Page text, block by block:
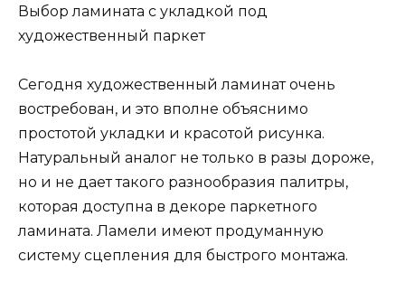
Выбор ламината с укладкой под
художественный паркет
Сегодня художественный ламинат очень
востребован, и это вполне объяснимо
простотой укладки и красотой рисунка.
Натуральный аналог не только в разы дороже,
но и не дает такого разнообразия палитры,
которая доступна в декоре паркетного
ламината. Ламели имеют продуманную
систему сцепления для быстрого монтажа.